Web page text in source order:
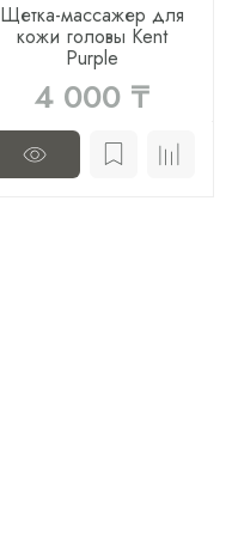
Щетка-массажер для
кожи головы Kent
Purple
4 000 ₸